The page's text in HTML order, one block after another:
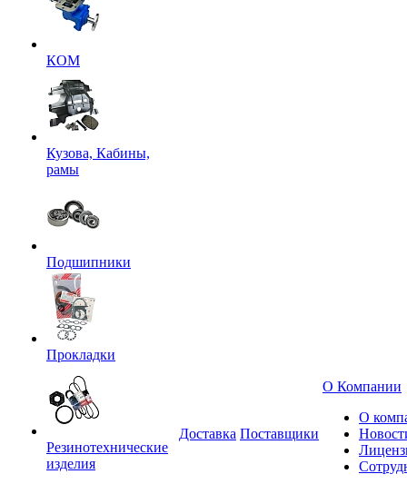
КОМ
Кузова, Кабины,
рамы
Подшипники
Прокладки
Резинотехнические
изделия
Доставка Поставщики
О Компании
О